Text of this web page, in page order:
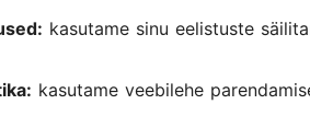
kasutame sinu eelistuste
kasutame veebilehe